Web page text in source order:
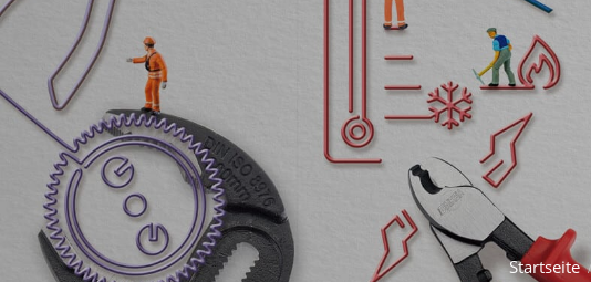
Startseite